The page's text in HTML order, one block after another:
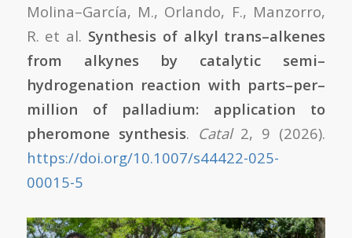
Molina–García, M., Orlando, F., Manzorro,
R. et al. Synthesis of alkyl trans–alkenes
from alkynes by catalytic semi–
hydrogenation reaction with parts–per–
million of palladium: application to
pheromone synthesis. Catal2, 9 (2026).
https://doi.org/10.1007/s44422-025-
00015-5